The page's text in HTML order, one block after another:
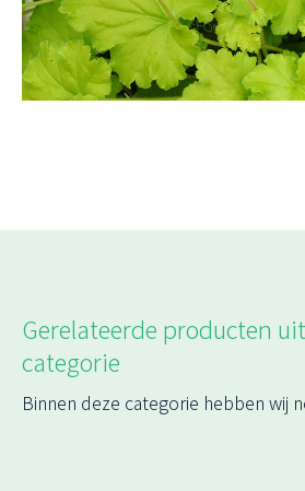
Gerelateerde producten
categorie
Binnen deze categorie hebben wij